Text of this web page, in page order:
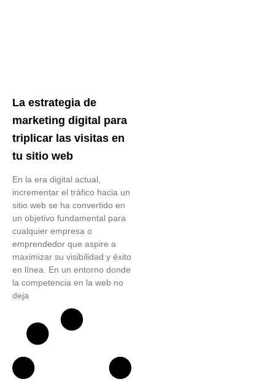
La estrategia de
marketing digital para
triplicar las visitas en
tu sitio web
En la era digital actual,
incrementar el tráfico hacia un
sitio web se ha convertido en
un objetivo fundamental para
cualquier empresa o
emprendedor que aspire a
maximizar su visibilidad y éxito
en línea. En un entorno donde
la competencia en la web no
deja